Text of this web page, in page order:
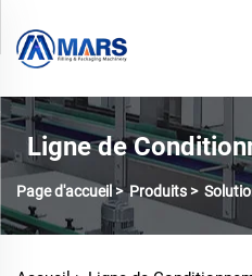
Ligne de
Page d'accueil >Produits > Solution